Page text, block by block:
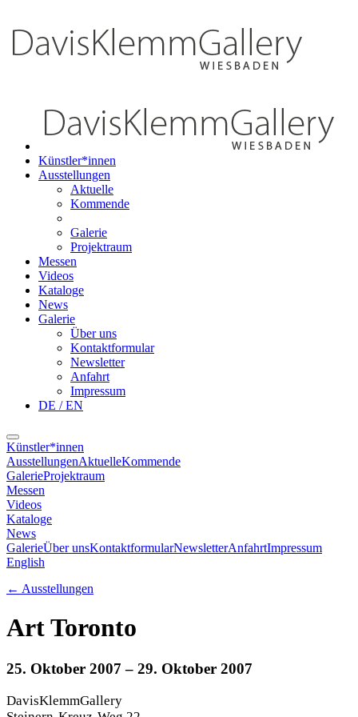
Künstler*innen
Ausstellungen
Aktuelle
Kommende
Galerie
Projektraum
Messen
Videos
Kataloge
News
Galerie
Über uns
Kontaktformular
Newsletter
Anfahrt
Impressum
DE / EN
Künstler*innen
AusstellungenAktuelleKommende
GalerieProjektraum
Messen
Videos
Kataloge
News
GalerieÜber unsKontaktformularNewsletterAnfahrtImpressum
English
← Ausstellungen
Art Toronto
25. Oktober 2007 – 29. Oktober 2007
DavisKlemmGallery